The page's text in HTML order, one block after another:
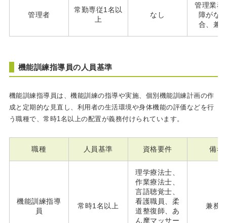
管理者
常勤専従1名以
上
なし
管理業務
障がな
合、兼
機能訓練指導員の人員基準
機能訓練指導員は、機能訓練の指導や実施、個別機能訓練計画の作
成と定期的な見直し、利用者の生活環境や身体機能の評価などを行
う職種で、常時1名以上の配置が義務付けられています。
職種 人員基準 資格要件 備考
機能訓練指導
員
常時1名以上
理学療法士、
作業療法士、
言語聴覚士、
看護職員、柔
道整復師、あ
ん摩マッサー
兼務